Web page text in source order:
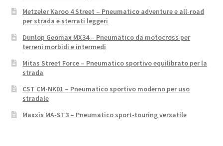
Metzeler Karoo 4 Street – Pneumatico adventure e all-road
per strada e sterrati leggeri
Dunlop Geomax MX34 – Pneumatico da motocross per
terreni morbidi e intermedi
Mitas Street Force – Pneumatico sportivo equilibrato per la
strada
CST CM-NK01 – Pneumatico sportivo moderno per uso
stradale
Maxxis MA-ST3 – Pneumatico sport-touring versatile